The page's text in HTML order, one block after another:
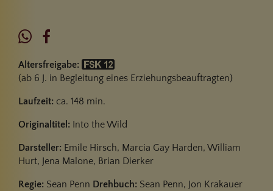
Altersfreigabe:
(ab 6 J. in Begleitung eines Erziehungsbeauftragten)
Laufzeit: ca. 148 min.
Originaltitel: Into the Wild
Darsteller: Emile Hirsch, Marcia Gay Harden, William
Hurt, Jena Malone, Brian Dierker
Regie: Sean Penn Drehbuch: Sean Penn, Jon Krakauer